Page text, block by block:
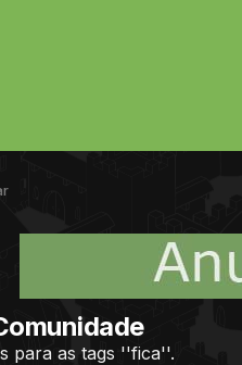
para as tags ''fica''.